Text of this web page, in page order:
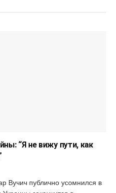
“Я не вижу пути, как
Вучич публично усомнился в